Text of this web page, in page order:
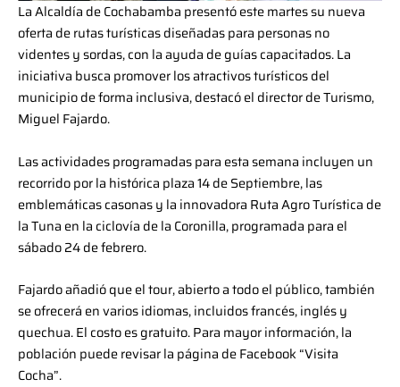
La Alcaldía de Cochabamba presentó este martes su nueva
oferta de rutas turísticas diseñadas para personas no
videntes y sordas, con la ayuda de guías capacitados. La
iniciativa busca promover los atractivos turísticos del
municipio de forma inclusiva, destacó el director de Turismo,
Miguel Fajardo.
Las actividades programadas para esta semana incluyen un
recorrido por la histórica plaza 14 de Septiembre, las
emblemáticas casonas y la innovadora Ruta Agro Turística de
la Tuna en la ciclovía de la Coronilla, programada para el
sábado 24 de febrero.
Fajardo añadió que el tour, abierto a todo el público, también
se ofrecerá en varios idiomas, incluidos francés, inglés y
quechua. El costo es gratuito. Para mayor información, la
población puede revisar la página de Facebook “Visita
Cocha”.